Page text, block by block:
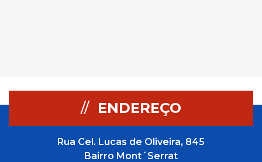
// ENDEREÇO
Rua Cel. Lucas de Oliveira, 845
Bairro Mont´Serrat